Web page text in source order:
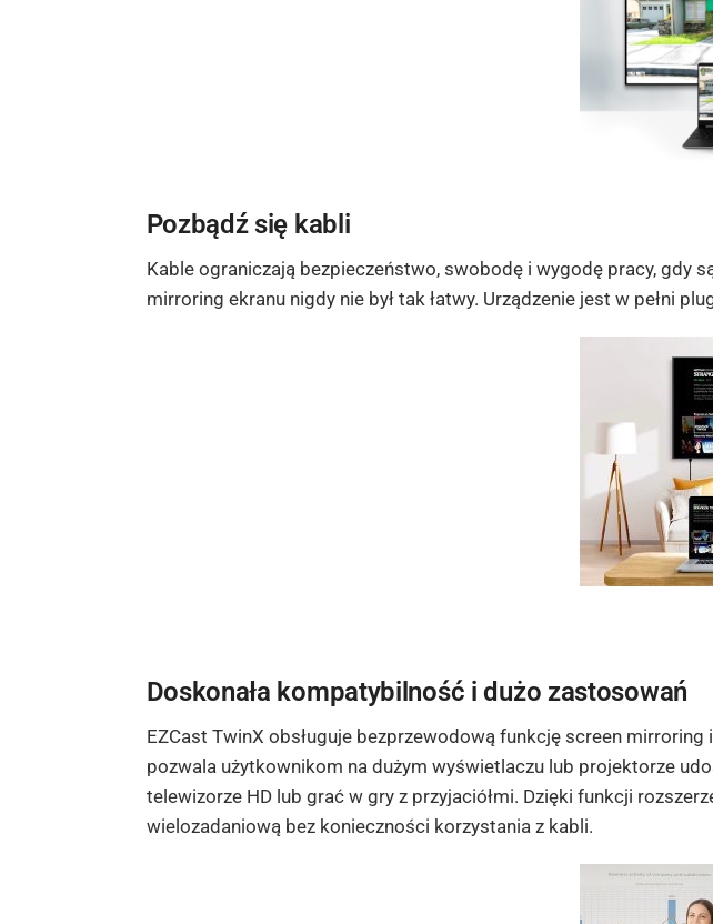
Pozbądź się kabli
Kable ograniczają bezpieczeństwo, swobodę i wygodę pracy, gdy
mirroring ekranu nigdy nie był tak łatwy. Urządzenie jest w pełni
Doskonała kompatybilność i dużo zastosowań
EZCast TwinX obsługuje bezprzewodową funkcję screen
pozwala użytkownikom na dużym wyświetlaczu lub projektorze
telewizorze HD lub grać w gry z przyjaciółmi. Dzięki funkcji
wielozadaniową bez konieczności korzystania z kabli.